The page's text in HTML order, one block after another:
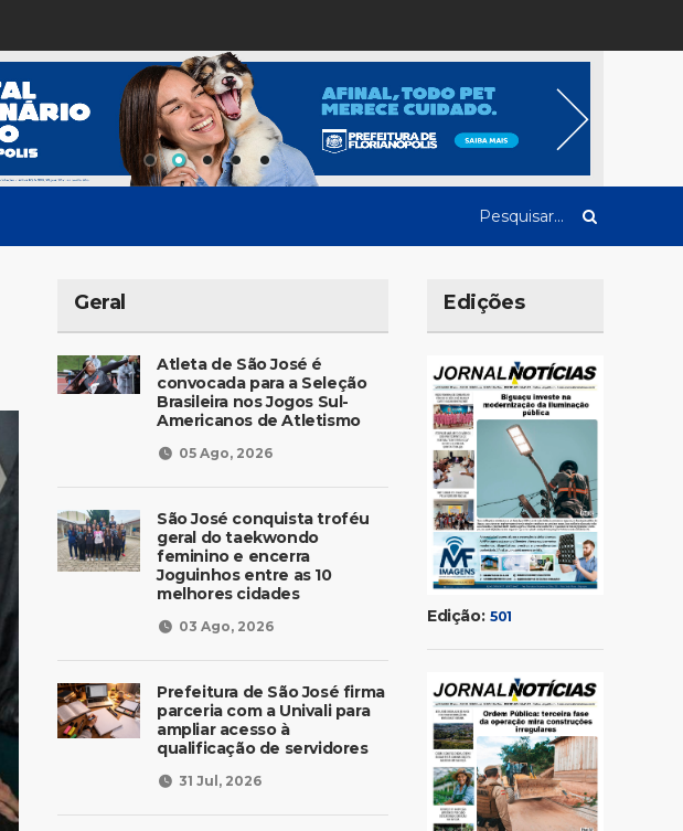
Geral
Atleta de São José é
convocada para a Seleção
Brasileira nos Jogos Sul-
Americanos de Atletismo
05 Ago, 2026
São José conquista troféu
geral do taekwondo
feminino e encerra
Joguinhos entre as 10
melhores cidades
03 Ago, 2026
Prefeitura de São José firma
parceria com a Univali para
ampliar acesso à
qualificação de servidores
31 Jul, 2026
Edições
Edição: 501